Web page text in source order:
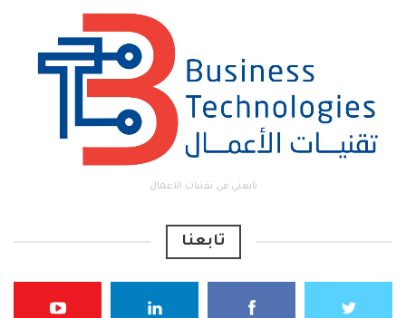
تابعني في تقنيات الاعمال
تابعنا